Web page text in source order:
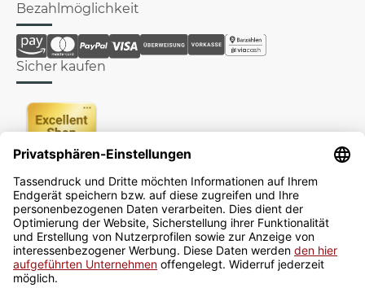
Bezahlmöglichkeit
Sicher kaufen
Newsletter